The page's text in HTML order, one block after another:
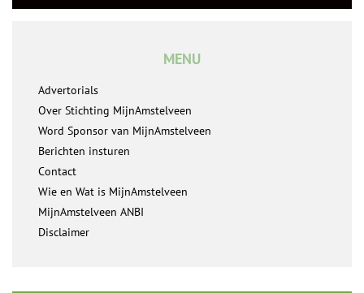
MENU
Advertorials
Over Stichting MijnAmstelveen
Word Sponsor van MijnAmstelveen
Berichten insturen
Contact
Wie en Wat is MijnAmstelveen
MijnAmstelveen ANBI
Disclaimer